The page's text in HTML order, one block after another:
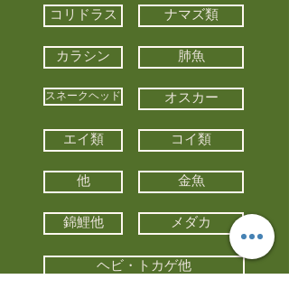
コリドラス ナマズ類
カラシン 肺魚
スネークヘッド オスカー
エイ類 コイ類
他 金魚
錦鯉他 メダカ
ヘビ・トカゲ他